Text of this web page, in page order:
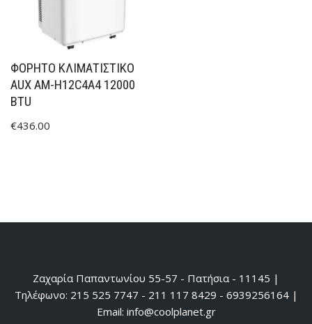
ΦΟΡΗΤΌ ΚΛΙΜΑΤΙΣΤΙΚΌ
AUX AM-H12C4A4 12000
BTU
€436.00
Ζαχαρία Παπαντωνίου 55-57 - Πατήσια - 11145 |
Τηλέφωνο: 215 525 7747 - 211 117 8429 - 6939256164 |
Email: info@coolplanet.gr